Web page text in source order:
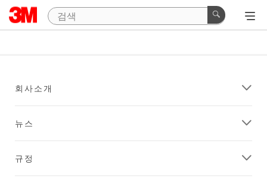
회사소개
뉴스
규정